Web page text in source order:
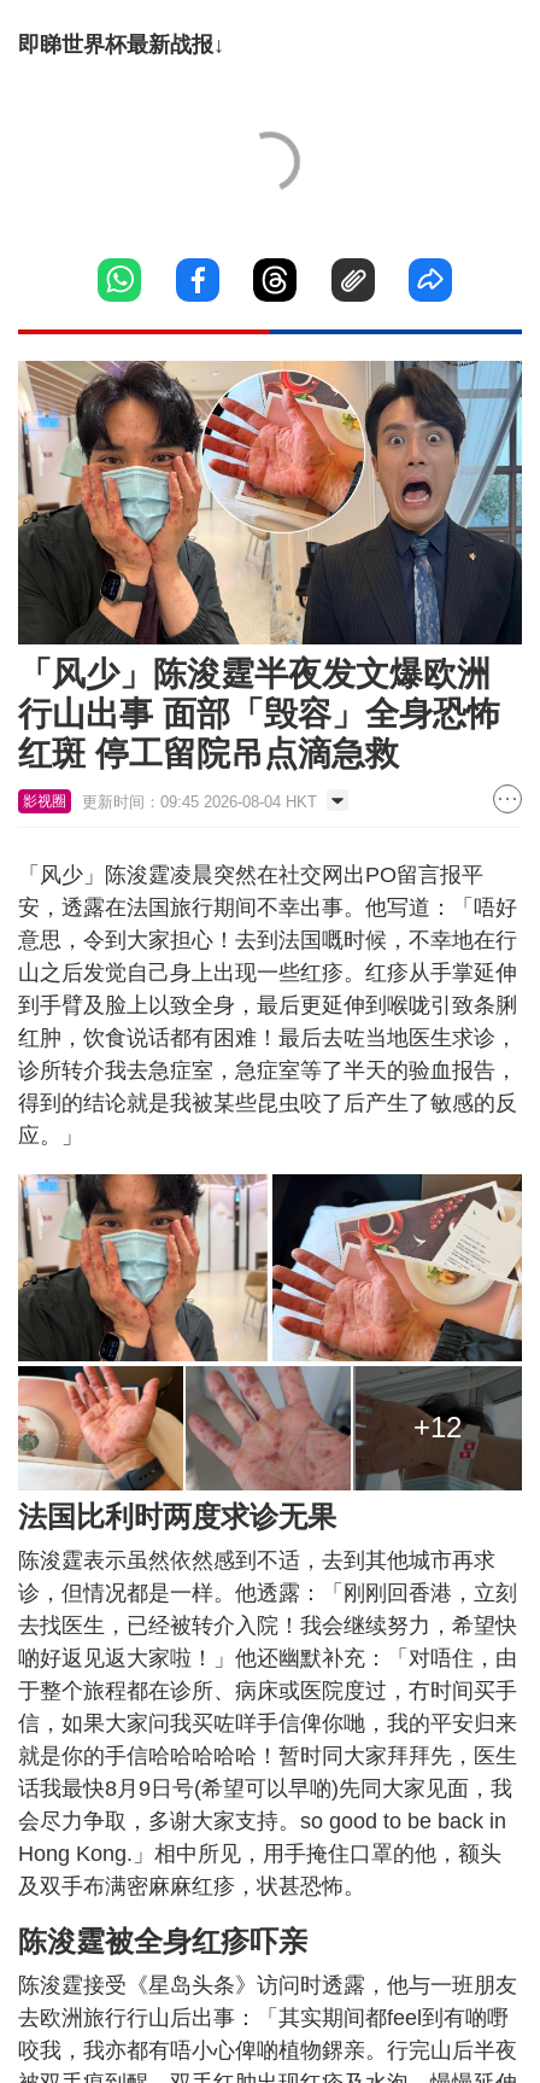
即睇世界杯最新战报↓
「风少」陈浚霆半夜发文爆欧洲
行山出事 面部「毁容」全身恐怖
红斑 停工留院吊点滴急救
影视圈 更新时间：09:45 2026-08-04 HKT
「风少」陈浚霆凌晨突然在社交网出PO留言报平
安，透露在法国旅行期间不幸出事。他写道：「唔好
意思，令到大家担心！去到法国嘅时候，不幸地在行
山之后发觉自己身上出现一些红疹。红疹从手掌延伸
到手臂及脸上以致全身，最后更延伸到喉咙引致条脷
红肿，饮食说话都有困难！最后去咗当地医生求诊，
诊所转介我去急症室，急症室等了半天的验血报告，
得到的结论就是我被某些昆虫咬了后产生了敏感的反
应。」
+12
法国比利时两度求诊无果
陈浚霆表示虽然依然感到不适，去到其他城市再求
诊，但情况都是一样。他透露：「刚刚回香港，立刻
去找医生，已经被转介入院！我会继续努力，希望快
啲好返见返大家啦！」他还幽默补充：「对唔住，由
于整个旅程都在诊所、病床或医院度过，冇时间买手
信，如果大家问我买咗咩手信俾你哋，我的平安归来
就是你的手信哈哈哈哈哈！暂时同大家拜拜先，医生
话我最快8月9日号(希望可以早啲)先同大家见面，我
会尽力争取，多谢大家支持。so good to be back in
Hong Kong.」相中所见，用手掩住口罩的他，额头
及双手布满密麻麻红疹，状甚恐怖。
陈浚霆被全身红疹吓亲
陈浚霆接受《星岛头条》访问时透露，他与一班朋友
去欧洲旅行行山后出事：「其实期间都feel到有啲嘢
咬我，我亦都有唔小心俾啲植物鎅亲。行完山后半夜